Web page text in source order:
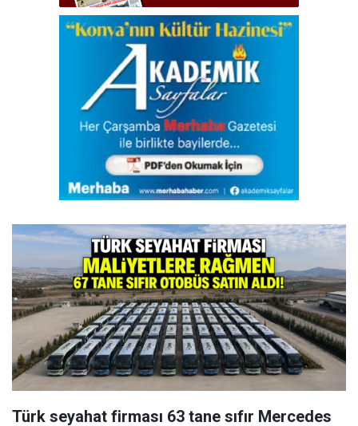
Türk seyahat firması 63 tane sıfır Mercedes